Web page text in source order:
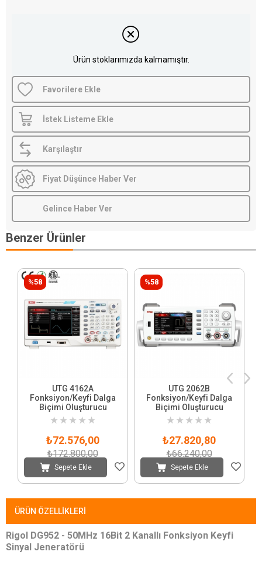
Ürün stoklarımızda kalmamıştır.
Favorilere Ekle
İstek Listeme Ekle
Karşılaştır
Fiyat Düşünce Haber Ver
Gelince Haber Ver
Benzer Ürünler
UTG 4162A
Fonksiyon/Keyfi Dalga
Biçimi Oluşturucu
★ ★ ★ ★ ★
₺72.576,00
₺172.800,00
Sepete Ekle
%58
UTG 2062B
Fonksiyon/Keyfi Dalga
Biçimi Oluşturucu
★ ★ ★ ★ ★
₺27.820,80
₺66.240,00
Sepete Ekle
%58
ÜRÜN ÖZELLIKLERI
Rigol DG952 - 50MHz 16Bit 2 Kanallı Fonksiyon Keyfi
Sinyal Jeneratörü